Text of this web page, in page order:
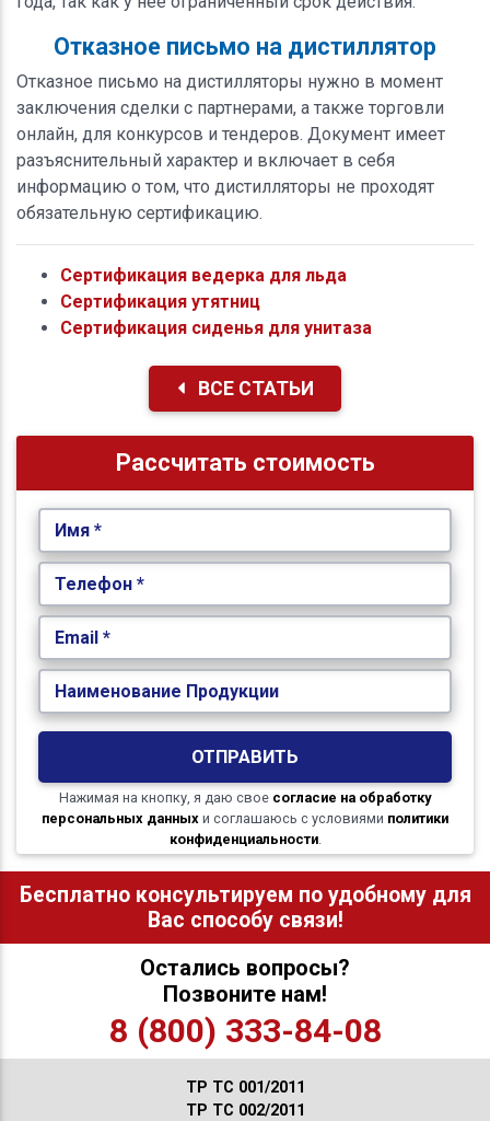
Отказное письмо на дистиллятор
Отказное письмо на дистилляторы нужно в момент
заключения сделки с партнерами, а также торговли
онлайн, для конкурсов и тендеров. Документ имеет
разъяснительный характер и включает в себя
информацию о том, что дистилляторы не проходят
обязательную сертификацию.
Сертификация ведерка для льда
Сертификация утятниц
Сертификация сиденья для унитаза
ВСЕ СТАТЬИ
Рассчитать стоимость
Имя *
Телефон *
Email *
Наименование Продукции
ОТПРАВИТЬ
Нажимая на кнопку, я даю свое согласие на обработку
персональных данных и соглашаюсь с условиями политики
конфиденциальности.
Бесплатно консультируем по удобному для
Вас способу связи!
Остались вопросы?
Позвоните нам!
8 (800) 333-84-08
ТР ТС 001/2011
ТР ТС 002/2011